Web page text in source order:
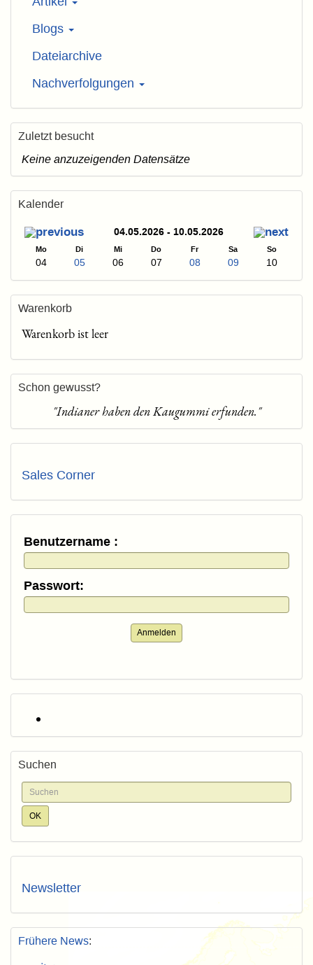
Blogs
Dateiarchive
Nachverfolgungen
Zuletzt besucht
Keine anzuzeigenden Datensätze
Kalender
04.05.2026 - 10.05.2026
Mo Di Mi Do Fr Sa So
04 05 06 07 08 09 10
Warenkorb
Warenkorb ist leer
Schon gewusst?
"Indianer haben den Kaugummi erfunden."
Sales Corner
Benutzername :
Passwort:
Anmelden
Suchen
Newsletter
Frühere News: